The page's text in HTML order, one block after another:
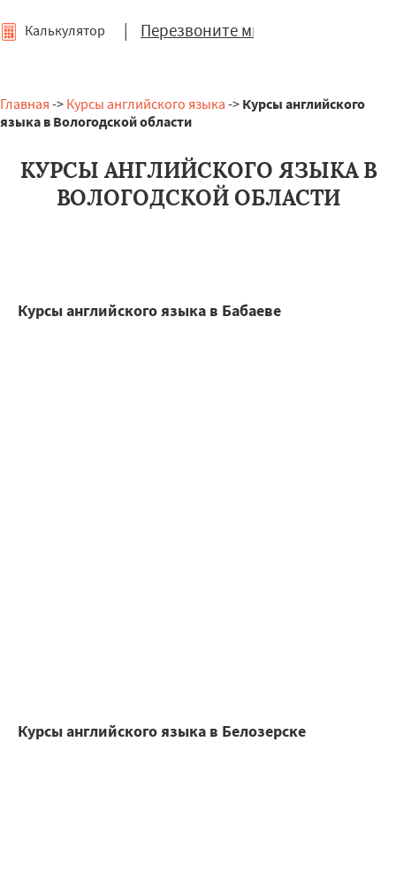
| Перезвоните мне
Калькулятор
Главная -> Курсы английского языка -> Курсы английского
языка в Вологодской области
КУРСЫ АНГЛИЙСКОГО ЯЗЫКА В
ВОЛОГОДСКОЙ ОБЛАСТИ
Курсы английского языка в Бабаеве
Курсы английского языка в Белозерске